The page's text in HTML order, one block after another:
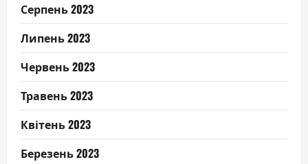
Серпень 2023
Липень 2023
Червень 2023
Травень 2023
Квітень 2023
Березень 2023